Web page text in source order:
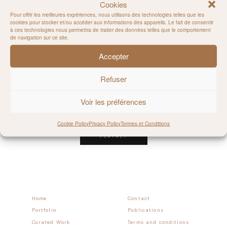
Cookies
Pour offrir les meilleures expériences, nous utilisons des technologies telles que les
cookies pour stocker et/ou accéder aux informations des appareils. Le fait de consentir
à ces technologies nous permettra de traiter des données telles que le comportement
de navigation sur ce site.
Accepter
Refuser
Voir les préférences
Cookie PolicyPrivacy PolicyTermes et Conditions
Contact
Home
Publications
Portfolio
Terms and conditions
Curated Work
CONTACT